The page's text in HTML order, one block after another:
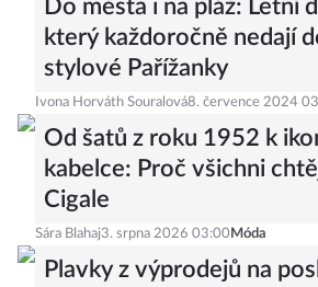
Do města i na pláž: Letní
který každoročně nedají
stylové Pařížanky
Ivona Horváth Souralová8. července 2024
Od šatů z roku 1952 k
kabelce: Proč všichni
Cigale
Sára Blahaj3. srpna 2026 03:00 Móda
Plavky z výprodejů na